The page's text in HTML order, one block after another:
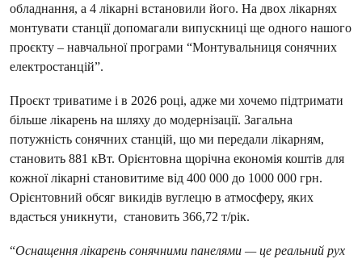
обладнання, а 4 лікарні встановили його. На двох лікарнях
монтувати станції допомагали випускниці ще одного нашого
проєкту – навчальної програми “Монтувальниця сонячних
електростанцій”.
Проєкт триватиме і в 2026 році, адже ми хочемо підтримати
більше лікарень на шляху до модернізації. Загальна
потужність сонячних станцій, що ми передали лікарням,
становить 881 кВт. Орієнтовна щорічна економія коштів для
кожної лікарні становитиме від 400 000 до 1000 000 грн.
Орієнтовний обсяг викидів вуглецю в атмосферу, яких
вдасться уникнути, становить 366,72 т/рік.
“Оснащення лікарень сонячними панелями — це реальний рух